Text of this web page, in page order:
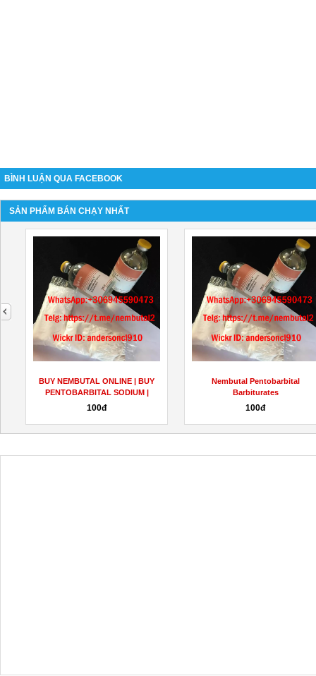
BÌNH LUẬN QUA FACEBOOK
SẢN PHẨM BÁN CHẠY NHẤT
BUY NEMBUTAL ONLINE | BUY
PENTOBARBITAL SODIUM |
BUY...
100đ
Nembutal Pentobarbital
Barbiturates
100đ
next